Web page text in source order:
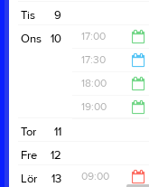
18:00
9
Tis
10
Ons 17:00
18:00
17:30
18:30
18:00
19:00
11
Tor
12
Fre
13
Lör 09:00